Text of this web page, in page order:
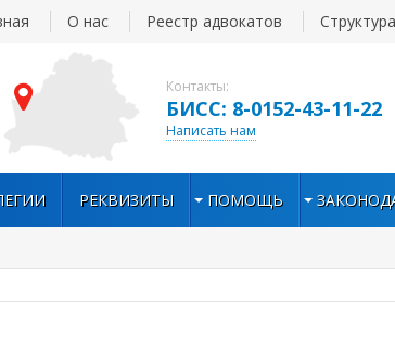
Контакты:
БИСС: 8-0152-43-11-22
Написать нам
О нас Реестр адвокатов
РЕКВИЗИТЫ ПОМОЩЬ